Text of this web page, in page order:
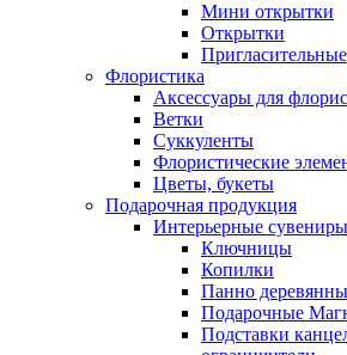
Мини открытки
Открытки
Пригласительные
Флористика
Аксессуары для
Ветки
Суккуленты
Флористические
Цветы, букеты
Подарочная продукция
Интерьерные сувениры
Ключницы
Копилки
Панно
Подарочные
Подставки